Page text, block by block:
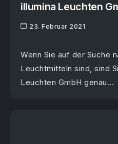
illumina Leuchten
23. Februar 2021
Wenn Sie auf der Suche
Leuchtmitteln sind, sind
Leuchten GmbH genau...